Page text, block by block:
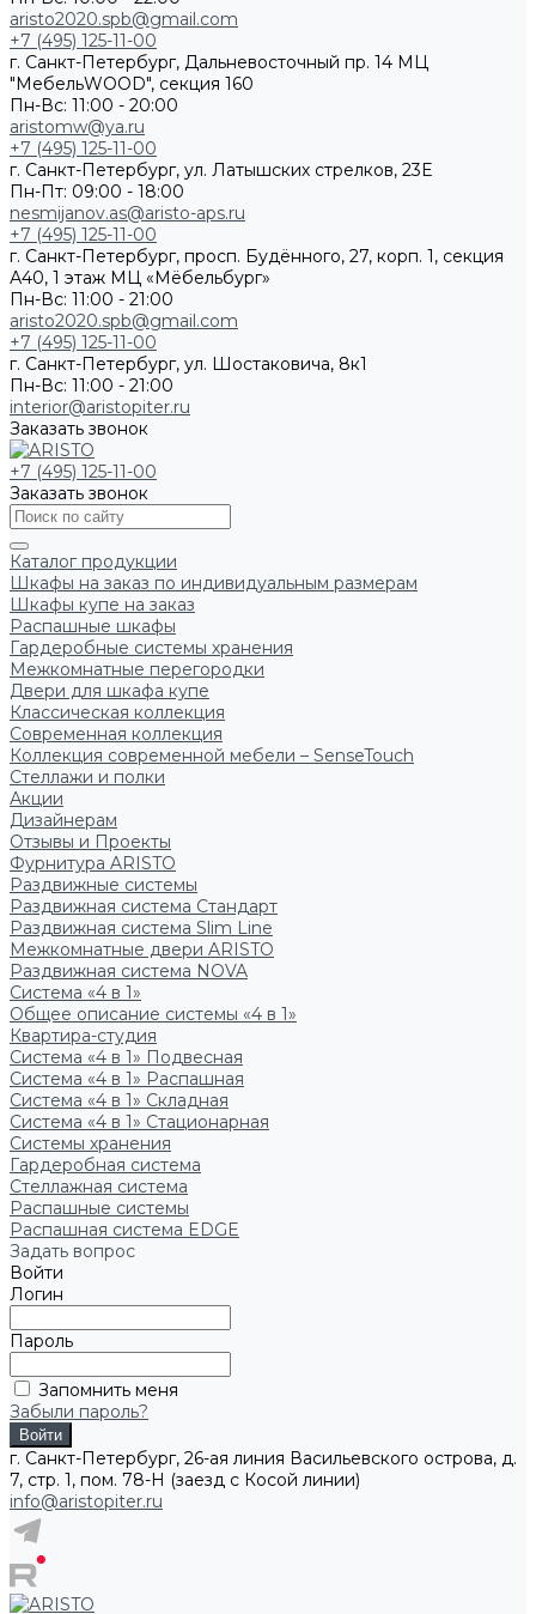
aristo2020.spb@gmail.com
+7 (495) 125-11-00
г. Санкт-Петербург, Дальневосточный пр. 14 МЦ
"МебельWOOD", секция 160
Пн-Вс: 11:00 - 20:00
aristomw@ya.ru
+7 (495) 125-11-00
г. Санкт-Петербург, ул. Латышских стрелков, 23Е
Пн-Пт: 09:00 - 18:00
nesmijanov.as@aristo-aps.ru
+7 (495) 125-11-00
г. Санкт-Петербург, просп. Будённого, 27, корп. 1, секция
А40, 1 этаж МЦ «Мёбельбург»
Пн-Вс: 11:00 - 21:00
aristo2020.spb@gmail.com
+7 (495) 125-11-00
г. Санкт-Петербург, ул. Шостаковича, 8к1
Пн-Вс: 11:00 - 21:00
interior@aristopiter.ru
Заказать звонок
+7 (495) 125-11-00
Заказать звонок
Каталог продукции
Шкафы на заказ по индивидуальным размерам
Шкафы купе на заказ
Распашные шкафы
Гардеробные системы хранения
Межкомнатные перегородки
Двери для шкафа купе
Классическая коллекция
Современная коллекция
Коллекция современной мебели – SenseTouch
Стеллажи и полки
Акции
Дизайнерам
Отзывы и Проекты
Фурнитура ARISTO
Раздвижные системы
Раздвижная система Стандарт
Раздвижная система Slim Line
Межкомнатные двери ARISTO
Раздвижная система NOVA
Система «4 в 1»
Общее описание системы «4 в 1»
Квартира-студия
Система «4 в 1» Подвесная
Система «4 в 1» Распашная
Система «4 в 1» Складная
Система «4 в 1» Стационарная
Системы хранения
Гардеробная система
Стеллажная система
Распашные системы
Распашная система EDGE
Задать вопрос
Войти
Логин
Пароль
Запомнить меня
Забыли пароль?
г. Санкт-Петербург, 26-ая линия Васильевского острова, д.
7, стр. 1, пом. 78-Н (заезд с Косой линии)
info@aristopiter.ru